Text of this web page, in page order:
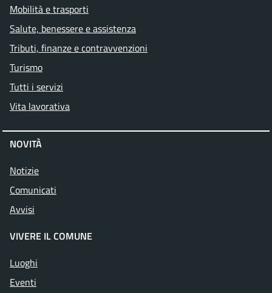
Mobilità e trasporti
Salute, benessere e assistenza
Tributi, finanze e contravvenzioni
Turismo
Tutti i servizi
Vita lavorativa
NOVITÀ
Notizie
Comunicati
Avvisi
VIVERE IL COMUNE
Luoghi
Eventi